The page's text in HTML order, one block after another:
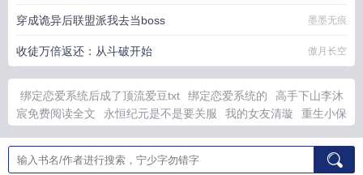
穿成诡异后联盟派我去当boss 墨墨无痕
收徒万倍返还：从斗破开始 傲月长空
绑定恋爱系统后成了顶流爱豆txt 绑定恋爱系统的
高手下山李沐
宸免费阅读全文
永恒纪元是不是要关服 我的女友清璇
重生小保
院何雨柱完全成长
虽然不是我的爸爸 四合院何雨柱逆袭故事
永
恒纪元维护公告
在梁祝世界攻略马文才资源 四合院何雨柱新生